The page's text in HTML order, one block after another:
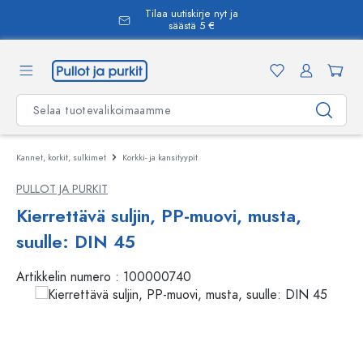
Tilaa uutiskirje nyt ja
säästä 5 €
Kannet, korkit, sulkimet Korkki- ja kansityypit
PULLOT JA PURKIT
Kierrettävä suljin, PP-muovi, musta,
suulle: DIN 45
Artikkelin numero : 100000740